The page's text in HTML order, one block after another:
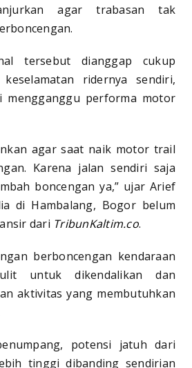
agar trabasan tak
tersebut dianggap cukup
ridernya sendiri,
mengganggu performa motor
agar saat naik motor trail
Karena jalan sendiri saja
boncengan ya,” ujar Arief
di Hambalang, Bogor belum
dari TribunKaltim.co.
berboncengan kendaraan
untuk dikendalikan dan
aktivitas yang membutuhkan
potensi jatuh dari
tinggi dibanding sendirian